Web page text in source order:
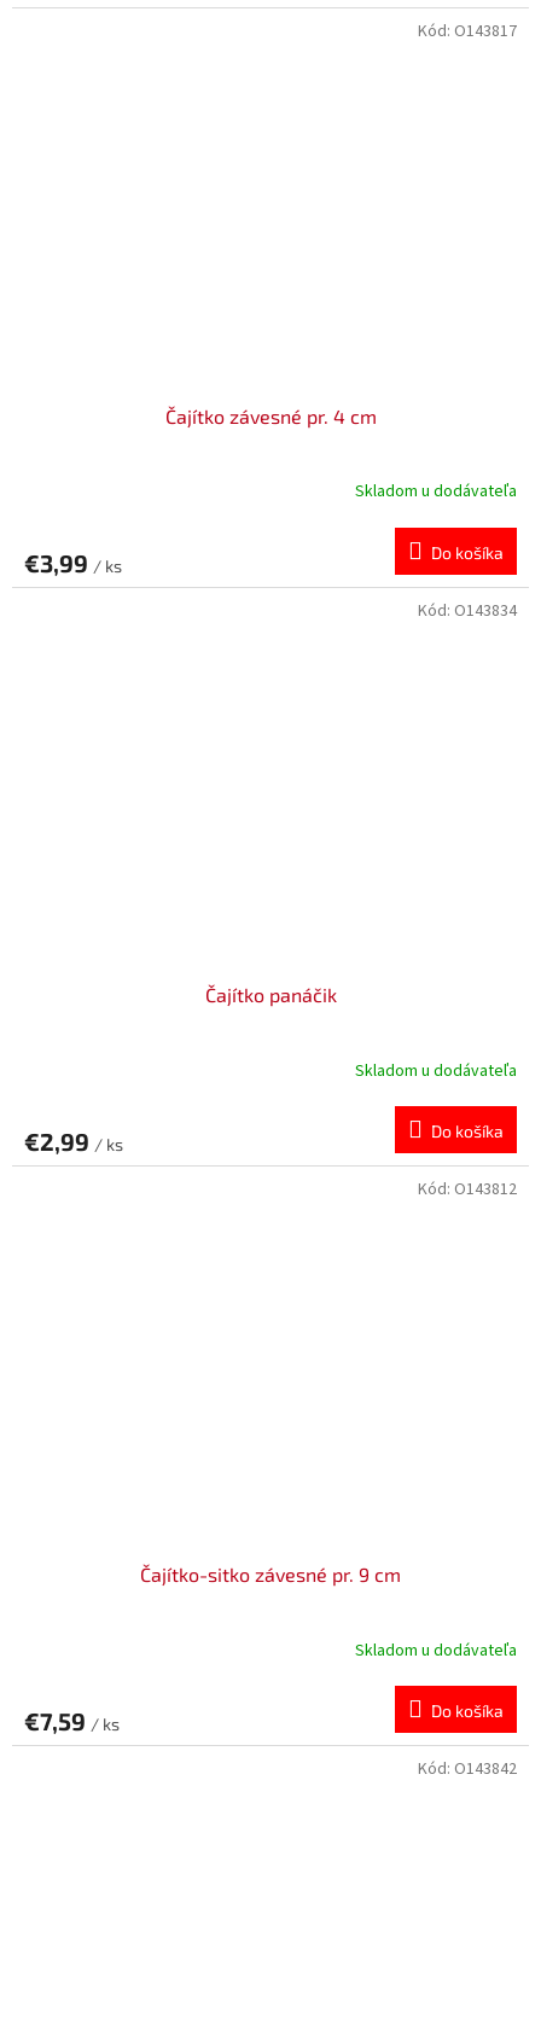
Čajítko závesné pr. 4 cm
Skladom u dodávateľa
€3,99 / ks
Do košíka
Kód: O143817
Čajítko panáčik
Skladom u dodávateľa
€2,99 / ks
Do košíka
Kód: O143834
Čajítko-sitko závesné pr. 9 cm
Skladom u dodávateľa
€7,59 / ks
Do košíka
Kód: O143812
Kód: O143842